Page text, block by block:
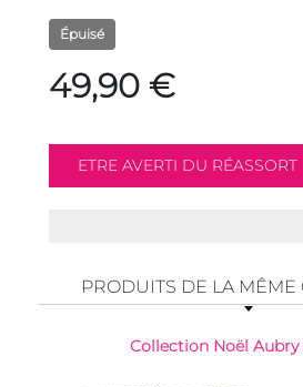
Épuisé
49,90 €
PRODUITS DE LA MÊME
Collection Noël Aubry